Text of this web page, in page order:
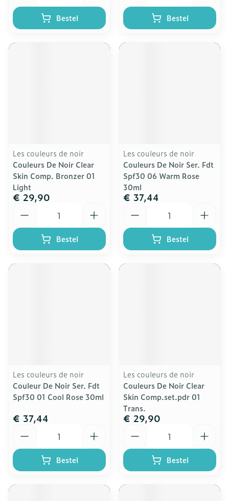
Bestel Bestel
Les couleurs de noir
Couleurs De Noir Clear
Skin Comp. Bronzer 01
Light
€ 29,90
Bestel
Les couleurs de noir
Couleurs De Noir Ser. Fdt
Spf30 06 Warm Rose
30ml
€ 37,44
Bestel
Les couleurs de noir
Couleur De Noir Ser. Fdt
Spf30 01 Cool Rose 30ml
€ 37,44
Bestel
Les couleurs de noir
Couleurs De Noir Clear
Skin Comp.set.pdr 01
Trans.
€ 29,90
Bestel